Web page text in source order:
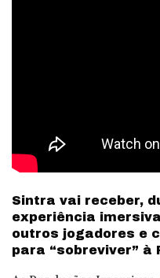
Sintra vai receber,
experiência
outros jogadores e
para “sobreviver” à